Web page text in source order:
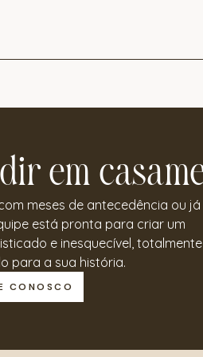
em
meses de antecedência ou já
está pronta para criar um
e inesquecível, totalmente
para a sua história.
CONOSCO